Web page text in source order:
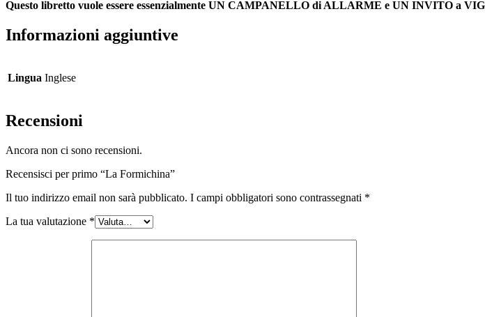
Questo libretto vuole essere essenzialmente UN CAMPANELLO di ALLARME e UN INVITO a
Informazioni aggiuntive
Lingua Inglese
Recensioni
Ancora non ci sono recensioni.
Recensisci per primo “La Formichina”
Il tuo indirizzo email non sarà pubblicato. I campi obbligatori sono contrassegnati *
La tua valutazione *